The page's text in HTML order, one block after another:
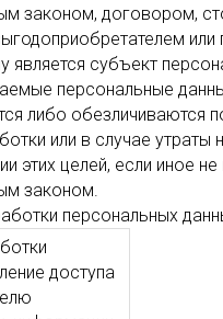
законом, договором,
или
является субъект
персональные
либо обезличиваются
или в случае утраты
этих целей, если иное
законом.
персональных
доступа